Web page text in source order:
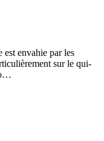
envahie par les
sur le qui-
…